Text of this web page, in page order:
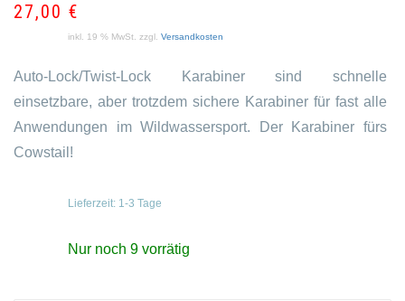
27,00 €
inkl. 19 % MwSt. zzgl. Versandkosten
Auto-Lock/Twist-Lock Karabiner sind schnelle
einsetzbare, aber trotzdem sichere Karabiner für fast alle
Anwendungen im Wildwassersport. Der Karabiner fürs
Cowstail!
Lieferzeit: 1-3 Tage
Nur noch 9 vorrätig